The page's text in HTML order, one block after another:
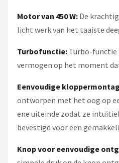
Motor van 450 W: De
licht werk van het taaiste
Turbofunctie: Turbo-
vermogen op het moment
Eenvoudige
ontworpen met het oog op
ene uiteinde zodat ze
bevestigd voor een
Knop voor eenvoudige